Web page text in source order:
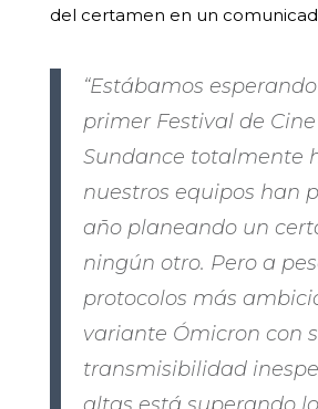
del certamen en un
“Estábamos
primer Festival de
Sundance totalmente
nuestros equipos han
año planeando un
ningún otro. Pero a
protocolos más
variante Ómicron con
transmisibilidad